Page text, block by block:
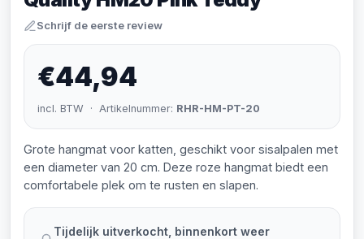
Schrijf de eerste review
€44,94
incl. BTW · Artikelnummer: RHR-HM-PT-20
Grote hangmat voor katten, geschikt voor sisalpalen met
een diameter van 20 cm. Deze roze hangmat biedt een
comfortabele plek om te rusten en slapen.
Tijdelijk uitverkocht, binnenkort weer